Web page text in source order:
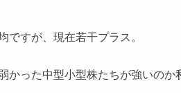
ですが、現在若干プラス。
かった中型小型株たちが強いの